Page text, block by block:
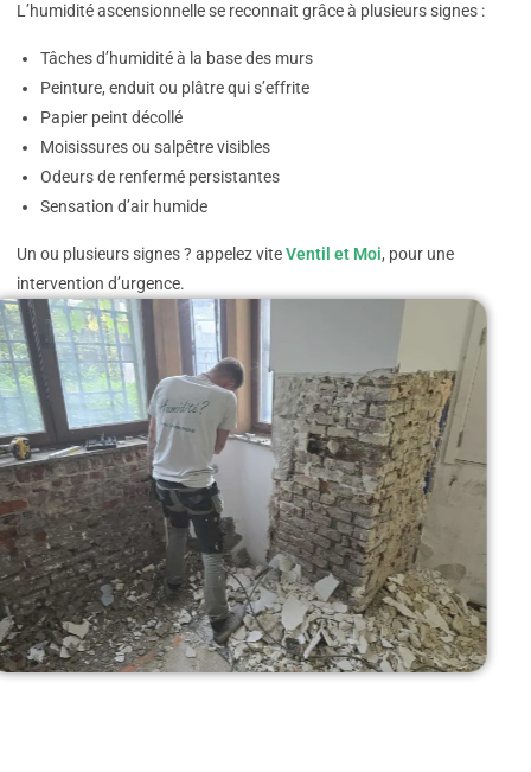
L’humidité ascensionnelle se reconnait grâce à plusieurs signes :
Tâches d’humidité à la base des murs
Peinture, enduit ou plâtre qui s’effrite
Papier peint décollé
Moisissures ou salpêtre visibles
Odeurs de renfermé persistantes
Sensation d’air humide
Un ou plusieurs signes ? appelez viteVentil et Moi, pour une
intervention d’urgence.